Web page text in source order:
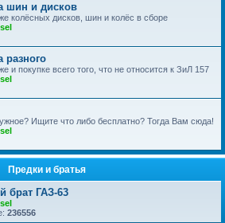
шин и дисков
колёсных дисков, шин и колёс в сборе
разного
и покупке всего того, что не относится к ЗиЛ 157
Ищите что либо бесплатно? Тогда Вам сюда!
Предки и братья
брат ГАЗ-63
236556